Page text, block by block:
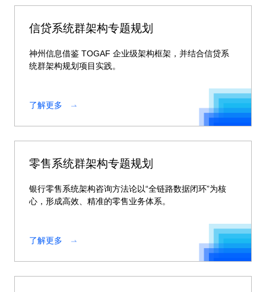
信贷系统群架构专题规划
神州信息借鉴 TOGAF 企业级架构框架，并结合信贷系
统群架构规划项目实践。
了解更多
零售系统群架构专题规划
银行零售系统架构咨询方法论以“全链路数据闭环”为核
心，形成高效、精准的零售业务体系。
了解更多